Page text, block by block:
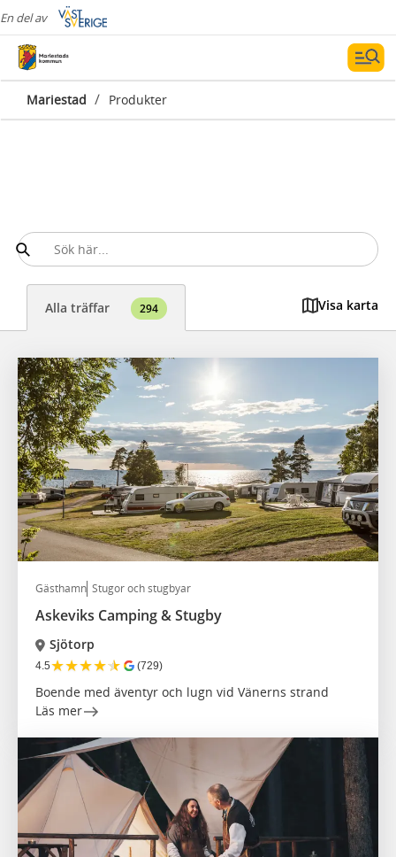
En del av
Mariestad / Produkter
Alla träffar 294 Visa karta
Gästhamn Stugor och stugbyar
Askeviks Camping & Stugby
Sjötorp
4.5★★★★★ (729)
Boende med äventyr och lugn vid Vänerns strand
Läs mer